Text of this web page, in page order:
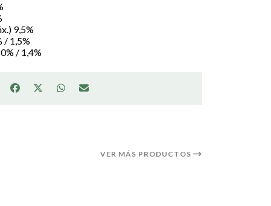
9,5%
/ 1,5%
/ 1,4%
VER MÁS PRODUCTOS